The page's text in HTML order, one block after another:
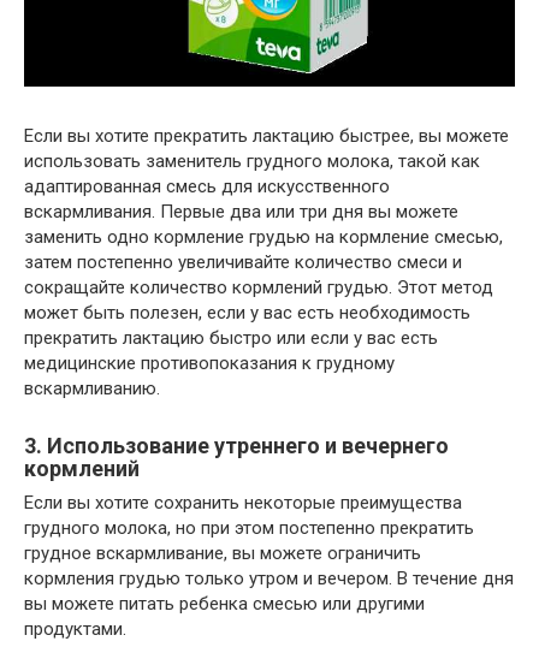
Если вы хотите прекратить лактацию быстрее, вы можете
использовать заменитель грудного молока, такой как
адаптированная смесь для искусственного
вскармливания. Первые два или три дня вы можете
заменить одно кормление грудью на кормление смесью,
затем постепенно увеличивайте количество смеси и
сокращайте количество кормлений грудью. Этот метод
может быть полезен, если у вас есть необходимость
прекратить лактацию быстро или если у вас есть
медицинские противопоказания к грудному
вскармливанию.
3. Использование утреннего и вечернего
кормлений
Если вы хотите сохранить некоторые преимущества
грудного молока, но при этом постепенно прекратить
грудное вскармливание, вы можете ограничить
кормления грудью только утром и вечером. В течение дня
вы можете питать ребенка смесью или другими
продуктами.